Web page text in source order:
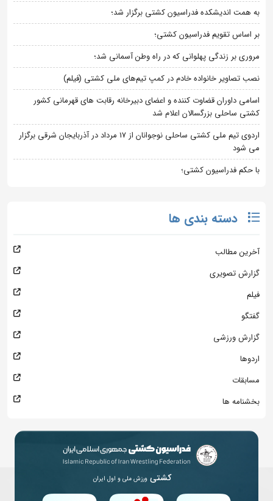
به همت اندیشکده فدراسیون کشتی برگزار شد؛
بر اساس تقویم فدراسیون کشتی؛
مروری بر زندگی پهلوانی که در راه وطن آسمانی شد؛
نصب تصاویر خانواده خادم در کمپ تیم‌های ملی کشتی (فیلم)
اسامی داوران قضاوت کننده و اعضای دبیرخانه رقابت های قهرمانی کشور
کشتی ساحلی بزرگسالان اعلام شد
اردوی تیم ملی کشتی ساحلی نوجوانان از 17 مرداد در آذربایجان شرقی برگزار
می شود
با حکم فدراسیون کشتی؛
دسته بندی ها
آخرین مطالب
گزارش تصویری
فیلم
گفتگو
گزارش ورزشی
اردوها
مسابقات
بخشنامه ها
کشتی ورزش ملی و اول ایران